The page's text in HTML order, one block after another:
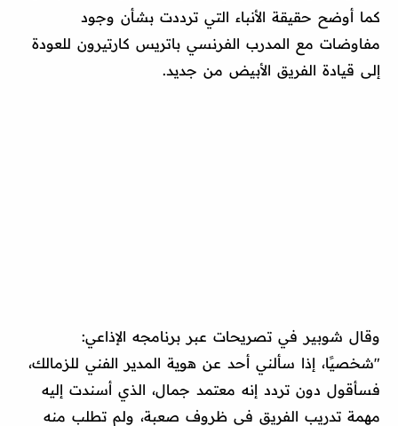
كما أوضح حقيقة الأنباء التي ترددت بشأن وجود
مفاوضات مع المدرب الفرنسي باتريس كارتيرون للعودة
إلى قيادة الفريق الأبيض من جديد.
وقال شوبير في تصريحات عبر برنامجه الإذاعي:
"شخصيًا، إذا سألني أحد عن هوية المدير الفني للزمالك،
فسأقول دون تردد إنه معتمد جمال، الذي أسندت إليه
مهمة تدريب الفريق في ظروف صعبة، ولم تطلب منه